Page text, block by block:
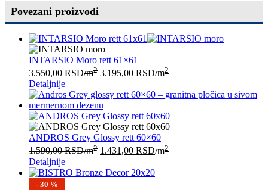
Povezani proizvodi
INTARSIO Moro rett 61×61
3.550,00RSD/m2 3.195,00 RSD/m2
Detaljnije
ANDROS Grey Glossy rett 60×60
1.590,00RSD/m2 1.431,00 RSD/m2
Detaljnije
- 30 %